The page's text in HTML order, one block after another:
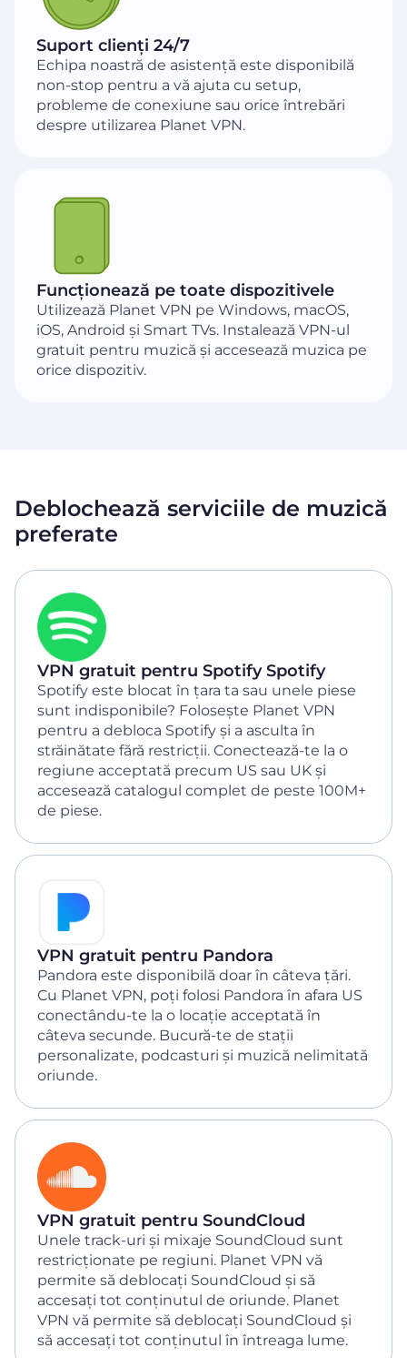
Suport clienți 24/7
Echipa noastră de asistență este disponibilă
non-stop pentru a vă ajuta cu setup,
probleme de conexiune sau orice întrebări
despre utilizarea Planet VPN.
Funcționează pe toate dispozitivele
Utilizează Planet VPN pe Windows, macOS,
iOS, Android și Smart TVs. Instalează VPN-ul
gratuit pentru muzică și accesează muzica pe
orice dispozitiv.
Deblochează serviciile de muzică
preferate
VPN gratuit pentru Spotify Spotify
Spotify este blocat în țara ta sau unele piese
sunt indisponibile? Folosește Planet VPN
pentru a debloca Spotify și a asculta în
străinătate fără restricții. Conectează-te la o
regiune acceptată precum US sau UK și
accesează catalogul complet de peste 100M+
de piese.
VPN gratuit pentru Pandora
Pandora este disponibilă doar în câteva țări.
Cu Planet VPN, poți folosi Pandora în afara US
conectându-te la o locație acceptată în
câteva secunde. Bucură-te de stații
personalizate, podcasturi și muzică nelimitată
oriunde.
VPN gratuit pentru SoundCloud
Unele track-uri și mixaje SoundCloud sunt
restricționate pe regiuni. Planet VPN vă
permite să deblocați SoundCloud și să
accesați tot conținutul de oriunde. Planet
VPN vă permite să deblocați SoundCloud și
să accesați tot conținutul în întreaga lume.